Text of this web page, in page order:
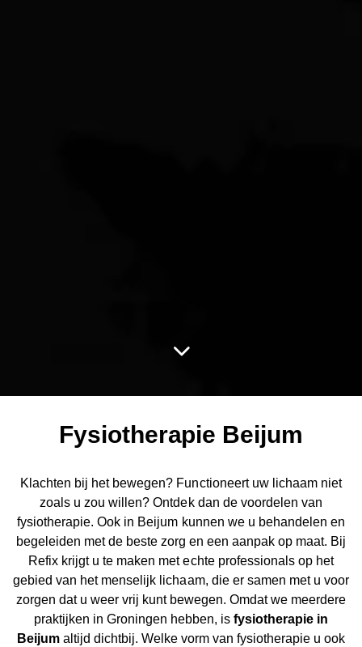
Fysiotherapie Beijum
Klachten bij het bewegen? Functioneert uw lichaam niet
zoals u zou willen? Ontdek dan de voordelen van
fysiotherapie. Ook in Beijum kunnen we u behandelen en
begeleiden met de beste zorg en een aanpak op maat. Bij
Refix krijgt u te maken met echte professionals op het
gebied van het menselijk lichaam, die er samen met u voor
zorgen dat u weer vrij kunt bewegen. Omdat we meerdere
praktijken in Groningen hebben, isfysiotherapie in
Beijumaltijd dichtbij. Welke vorm van fysiotherapie u ook